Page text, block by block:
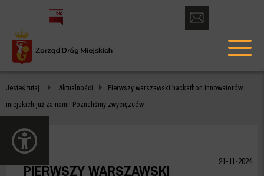
PIERWSZY
WARSZAWSKI
HACKATHON
INNOWATORÓW
MIEJSKICH
otwórz
formularz
kontaktowy
menu
Jesteś tutaj Aktualności
Pierwszy warszawski hackathon innowatorów
miejskich już za nami! Poznaliśmy zwycięzców
21-11-2024
PIERWSZY WARSZAWSKI